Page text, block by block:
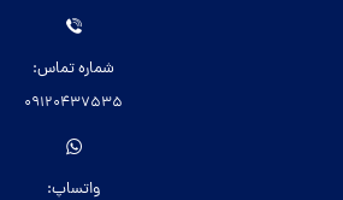
شماره تماس:
09120437535
واتساپ: